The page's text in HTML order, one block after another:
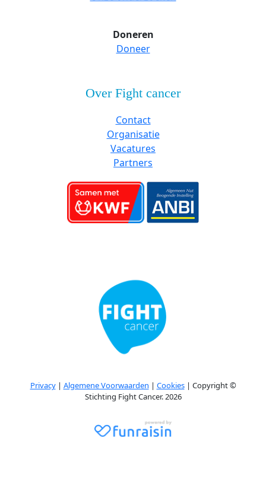
Doneren
Doneer
Over Fight cancer
Contact
Organisatie
Vacatures
Partners
Privacy| Algemene Voorwaarden | Cookies| Copyright ©
Stichting Fight Cancer. 2026